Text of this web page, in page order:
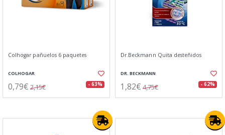
Colhogar pañuelos 6 paquetes
COLHOGAR
0,79€ 2,15€ - 63%
Dr.Beckmann Quita desteñidos
DR. BECKMANN
1,82€ 4,75€ - 62%